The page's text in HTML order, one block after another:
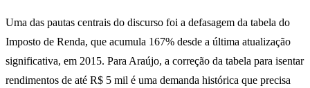
Uma das pautas centrais do discurso foi a defasagem da tabela do
Imposto de Renda, que acumula 167% desde a última atualização
significativa, em 2015. Para Araújo, a correção da tabela para isentar
rendimentos de até R$ 5 mil é uma demanda histórica que precisa